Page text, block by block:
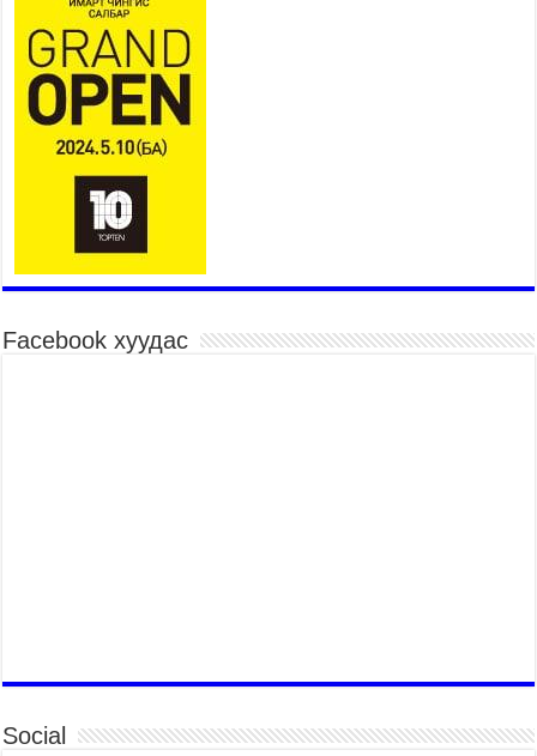
БҮГД НАЙРАМДАХ ТАЖИКИСТАН УЛСТАЙ
ЭДИЙН ЗАСГИЙН ХАМТЫН АЖИЛЛАГААГ
ӨРГӨЖҮҮЛНЭ
2026 оны 7 сар 21 / 16 цаг 34 минут
26,992 суралцагч хотхоны бага сургуульд, 8100
суралцагч төрөлжсөн ахлах сургуульд
2026 оны 7 сар 21 / 13 цаг 43 минут
COP17 хурлын үеэрх замын хөдөлгөөн, нийтийн
тээврийн зохицуулалт, сургууль, цэцэрлэг, зах,
худалдааны төвийн ажиллах хуваарийг гаргаж,
иргэдэд мэдээлэхийг үүрэг болголоо
Гэр бүлийн хэрэг шүүхэд хянан шийдвэрлэх
Байнгын хорооны дарга М.Мандхай Цөлжилттэй
дугаар бага хурал (СОР17)-ын бэлтгэл ажлын
явцтай танилцлаа
Facebook хуудас
Social